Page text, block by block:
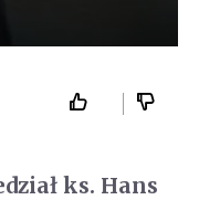
ks. Hans